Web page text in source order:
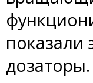
показали